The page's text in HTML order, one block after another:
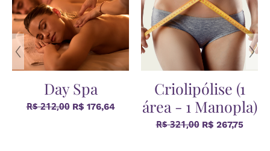
Day Spa
R$212,00 R$ 176,64
Criolipólise (1
área - 1 Manopla)
R$321,00 R$ 267,75